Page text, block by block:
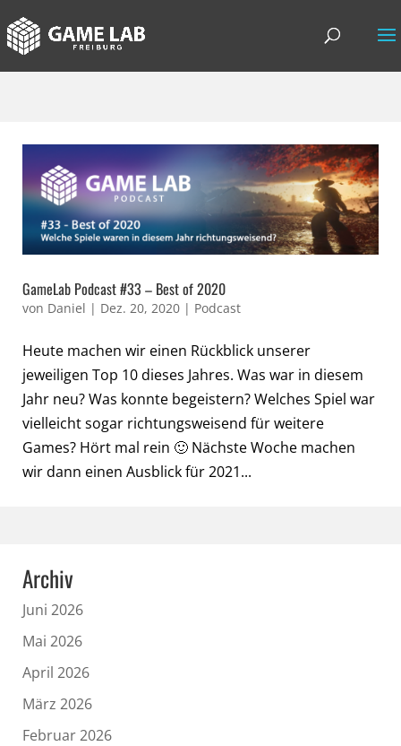
GameLab Podcast #33 – Best of 2020
von Daniel | Dez. 20, 2020 | Podcast
Heute machen wir einen Rückblick unserer
jeweiligen Top 10 dieses Jahres. Was war in diesem
Jahr neu? Was konnte begeistern? Welches Spiel war
vielleicht sogar richtungsweisend für weitere
Games? Hört mal rein 🙂 Nächste Woche machen
wir dann einen Ausblick für 2021...
Archiv
Juni 2026
Mai 2026
April 2026
März 2026
Februar 2026